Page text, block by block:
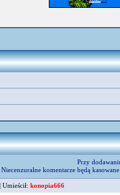
Przy
Niecenzuralne komentarze będą
| Umieścił: konopia666